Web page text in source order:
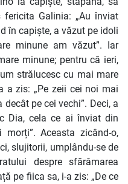
Galinia: „Au înviat
în capiște, a văzut pe idoli
minune am văzut”. Iar
minune; pentru că ieri,
strălucesc cu mai mare
a zis: „Pe zeii cei noi mai
pe cei vechi”. Deci, a
Dia, cela ce ai înviat din
Aceasta zicând-o,
slujitorii, umplându-se de
despre sfărâmarea
pe fiica sa, i-a zis: „De ce